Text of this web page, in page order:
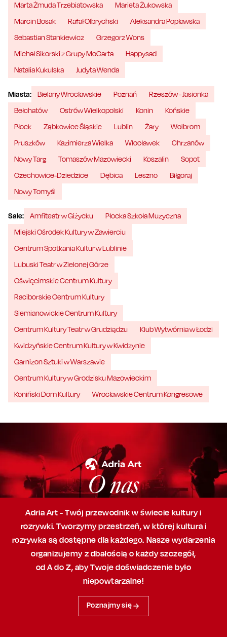
Marta Żmuda Trzebiatowska
Marieta Żukowska
Marcin Bosak
Rafał Olbrychski
Aleksandra Popławska
Sebastian Stankiewicz
Grzegorz Wons
Michał Sikorski z Grupy MoCarta
Happysad
Natalia Kukulska
Judyta Wenda
Miasta: Bielany Wrocławskie Poznań
Rzeszów - Jasionka
Bełchatów
Ostrów Wielkopolski Konin
Końskie
Płock
Ząbkowice Śląskie Lublin Żary
Wolbrom
Pruszków
Kazimierza Wielka Włocławek
Chrzanów
Nowy Targ
Tomaszów Mazowiecki Koszalin
Sopot
Czechowice-Dziedzice
Dębica Leszno
Biłgoraj
Nowy Tomyśl
Sale: Amfiteatr w Giżycku
Płocka Szkoła Muzyczna
Miejski Ośrodek Kultury w Zawierciu
Centrum Spotkania Kultur w Lublinie
Lubuski Teatr w Zielonej Górze
Oświęcimskie Centrum Kultury
Raciborskie Centrum Kultury
Siemianowickie Centrum Kultury
Centrum Kultury Teatr w Grudziądzu
Klub Wytwórnia w Łodzi
Kwidzyńskie Centrum Kultury w Kwidzynie
Garnizon Sztuki w Warszawie
Centrum Kultury w Grodzisku Mazowieckim
Koniński Dom Kultury
Wrocławskie Centrum Kongresowe
O nas
Adria Art - Twój przewodnik w świecie kultury i
rozrywki. Tworzymy przestrzeń,w której kultura i
rozrywka są dostępne dla każdego. Nasze wydarzenia
organizujemy z dbałością o każdy szczegół,
od A do Z, abyTwoje doświadczenie było
niepowtarzalne!
Poznajmy się